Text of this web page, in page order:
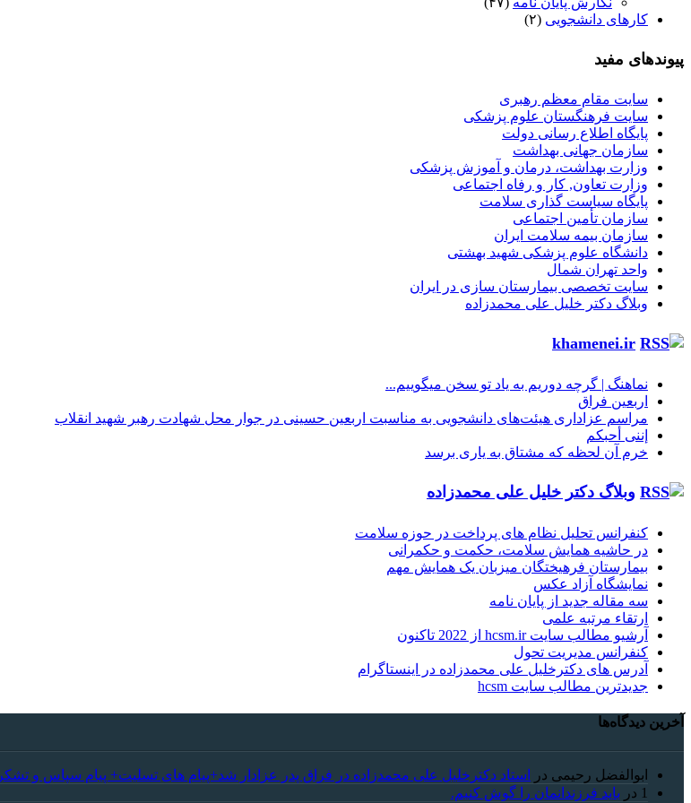
کارهای دانشجویی (۲)
پیوندهای مفید
سایت مقام معظم رهبری
سایت فرهنگستان علوم پزشکی
پایگاه اطلاع رسانی دولت
سازمان جهانی بهداشت
وزارت بهداشت، درمان و آموزش پزشکی
وزارت تعاون, کار و رفاه اجتماعی
پایگاه سیاست گذاری سلامت
سازمان تأمین اجتماعی
سازمان بیمه سلامت ایران
دانشگاه علوم پزشکی شهید بهشتی
واحد تهران شمال
سایت تخصصی بیمارستان سازی در ایران
وبلاگ دکتر خلیل علی محمدزاده
khamenei.ir
نماهنگ |‌ گرچه دوریم به یاد تو سخن میگوییم...
اربعین فراق
مراسم عزاداری هیئت‌های دانشجویی به مناسبت اربعین حسینی در جوار محل شهادت رهبر شهید انقلاب
إننی أحبکم
خرم آن لحظه که مشتاق به یاری برسد
وبلاگ دکتر خلیل علی محمدزاده
کنفرانس تحلیل نظام های پرداخت در حوزه سلامت
در حاشیه همایش سلامت، حکمت و حکمرانی
بیمارستان فرهیختگان میزبان یک همایش مهم
نمایشگاه آزاد عکس
سه مقاله جدید از پایان نامه
ارتقاء مرتبه علمی
آرشیو مطالب سایت hcsm.ir از 2022 تاکنون
کنفرانس مدیریت تحول
آدرس های دکترخلیل علی محمدزاده در اینستاگرام
جدیدترین مطالب سایت hcsm
آخرین دیدگاه‌ها
ابوالفضل رحیمی در
استاد دکترخلیل علی محمدزاده در فراق پدر عزادار شد+پیام های تسلیت+ پیام سپاس و تشکر
1 در باید فرزندانمان را گوش کنیم.